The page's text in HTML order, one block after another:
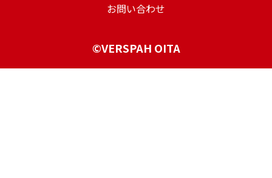
お問い合わせ
©VERSPAH OITA